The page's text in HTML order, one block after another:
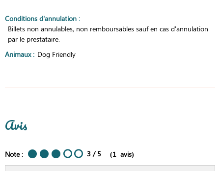
Conditions d'annulation :
Billets non annulables, non remboursables sauf en cas d'annulation
par le prestataire.
Animaux: Dog Friendly
Avis
Note : 3 / 5 (1 avis)